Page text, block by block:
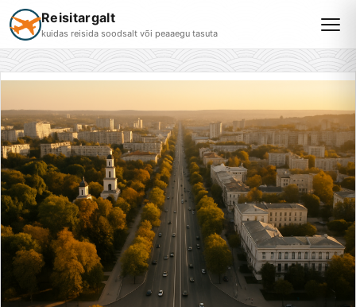
Reisitargalt
kuidas reisida soodsalt või peaaegu tasuta